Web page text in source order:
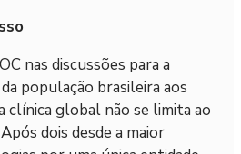
nas discussões para a
população brasileira aos
clínica global não se limita ao
dois desde a maior